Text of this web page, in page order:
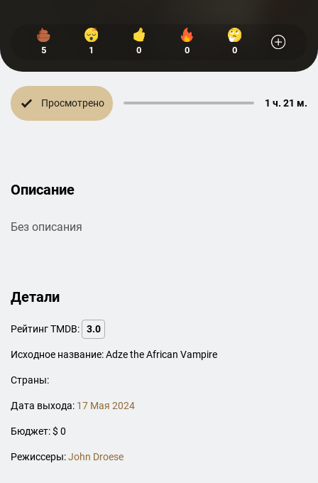
5 1 0 0 0
Просмотрено 1 ч. 21 м.
Описание
Без описания
Детали
Рейтинг TMDB: 3.0
Исходное название: Adze the African Vampire
Страны:
Дата выхода: 17 Мая 2024
Бюджет: $ 0
Режиссеры:John Droese